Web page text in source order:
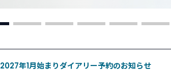
2027年1月始まりダイアリー予約のお知らせ